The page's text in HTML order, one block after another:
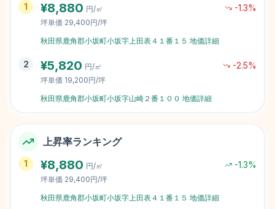
1 ¥8,880 円/㎡ -1.3%
坪単価 29,400円/坪
秋田県鹿角郡小坂町小坂字上田表４１番１５ 地価詳細
2 ¥5,820 円/㎡ -2.5%
坪単価 19,200円/坪
秋田県鹿角郡小坂町小坂字山崎２番１００ 地価詳細
上昇率ランキング
1 ¥8,880 円/㎡ -1.3%
坪単価 29,400円/坪
秋田県鹿角郡小坂町小坂字上田表４１番１５ 地価詳細